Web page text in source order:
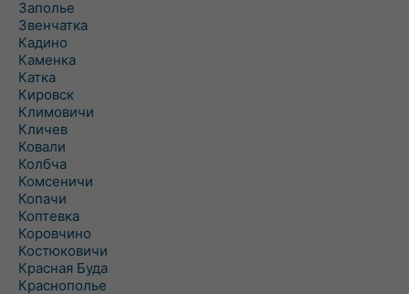
Заполье
Звенчатка
Кадино
Каменка
Катка
Кировск
Климовичи
Кличев
Ковали
Колбча
Комсеничи
Копачи
Коптевка
Коровчино
Костюковичи
Красная Буда
Краснополье